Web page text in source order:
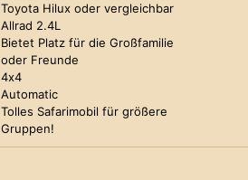
Toyota Hilux oder vergleichbar
Allrad 2.4L
Bietet Platz für die Großfamilie
oder Freunde
4x4
Automatic
Tolles Safarimobil für größere
Gruppen!